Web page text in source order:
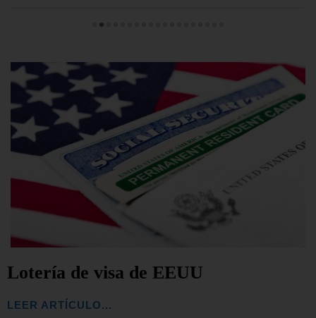
Lotería de visa de EEUU
LEER ARTÍCULO...